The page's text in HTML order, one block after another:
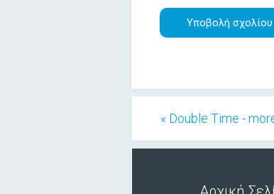
« Double Time -